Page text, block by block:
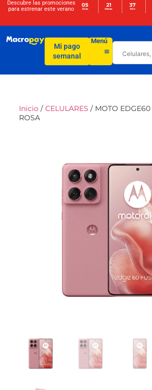
Descubre las promociones
para estrenar este verano
05
Días
21
Horas
37
Min
Mi pago
semanal
Menú
Inicio / CELULARES / MOTO
ROSA